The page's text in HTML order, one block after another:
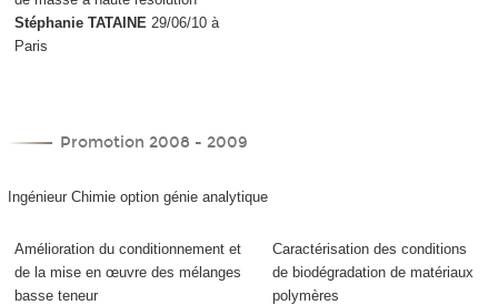
Stéphanie TATAINE 29/06/10 à
Paris
Promotion 2008 - 2009
Ingénieur Chimie option génie analytique
Amélioration du conditionnement et
de la mise en œuvre des mélanges
basse teneur
Caractérisation des conditions
de biodégradation de matériaux
polymères